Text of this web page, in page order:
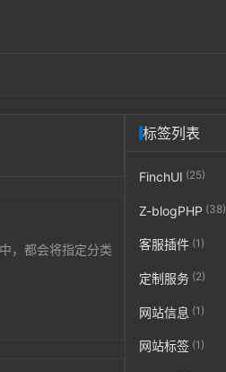
，都会将指定分类
标签列表
FinchUI (25)
Z-blogPHP (38)
客服插件 (1)
定制服务 (2)
网站信息 (1)
网站标签 (1)